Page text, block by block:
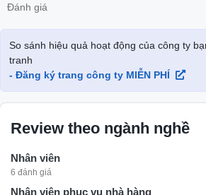
Đánh giá
So sánh hiệu quả hoạt động của công ty
tranh
- Đăng ký trang công ty MIỄN PHÍ
Review theo ngành nghề
Nhân viên
6 đánh giá
Nhân viên phục vụ nhà hàng